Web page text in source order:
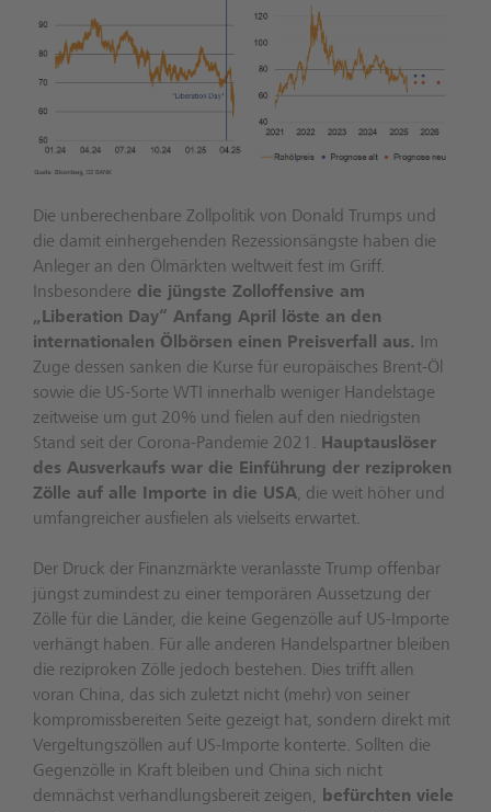
Die unberechenbare Zollpolitik von Donald Trumps und
die damit einhergehenden Rezessionsängste haben die
Anleger an den Ölmärkten weltweit fest im Griff.
Insbesondere die jüngste Zolloffensive am
„Liberation Day“ Anfang April löste an den
internationalen Ölbörsen einen Preisverfall aus.
Im
Zuge dessen sanken die Kurse für europäisches Brent-Öl
sowie die US-Sorte WTI innerhalb weniger Handelstage
zeitweise um gut 20% und fielen auf den niedrigsten
Stand seit der Corona-Pandemie 2021. Hauptauslöser
des Ausverkaufs war die Einführung der reziproken
Zölle auf alle Importe in die USA, die weit höher und
umfangreicher ausfielen als vielseits erwartet.
Der Druck der Finanzmärkte veranlasste Trump offenbar
jüngst zumindest zu einer temporären Aussetzung der
Zölle für die Länder, die keine Gegenzölle auf US-Importe
verhängt haben. Für alle anderen Handelspartner bleiben
die reziproken Zölle jedoch bestehen. Dies trifft allen
voran China, das sich zuletzt nicht (mehr) von seiner
kompromissbereiten Seite gezeigt hat, sondern direkt mit
Vergeltungszöllen auf US-Importe konterte. Sollten die
Gegenzölle in Kraft bleiben und China sich nicht
demnächst verhandlungsbereit zeigen, befürchten viele